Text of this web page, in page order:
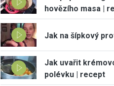
hovězího masa |
Jak na šípkový
Jak uvařit
polévku | recept